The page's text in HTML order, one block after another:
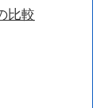
比較